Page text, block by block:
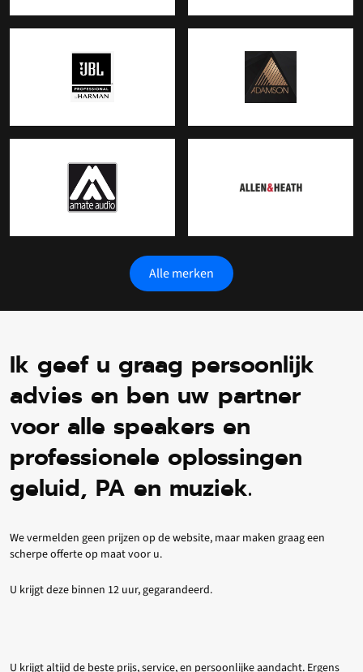
Alle merken
Ik geef u graag persoonlijk
advies en ben uw partner
voor alle speakers en
professionele oplossingen
geluid, PA en muziek.
We vermelden geen prijzen op de website, maar maken graag een
scherpe offerte op maat voor u.
U krijgt deze binnen 12 uur, gegarandeerd.
U krijgt altijd de beste prijs, service, en persoonlijke aandacht. Ergens